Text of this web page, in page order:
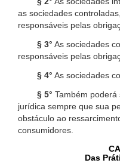
as sociedades
responsáveis pelas
§ 3° As sociedades
responsáveis pelas
§ 4° As sociedades
§ 5° Também
jurídica sempre que sua
obstáculo ao
consumidores.
Das